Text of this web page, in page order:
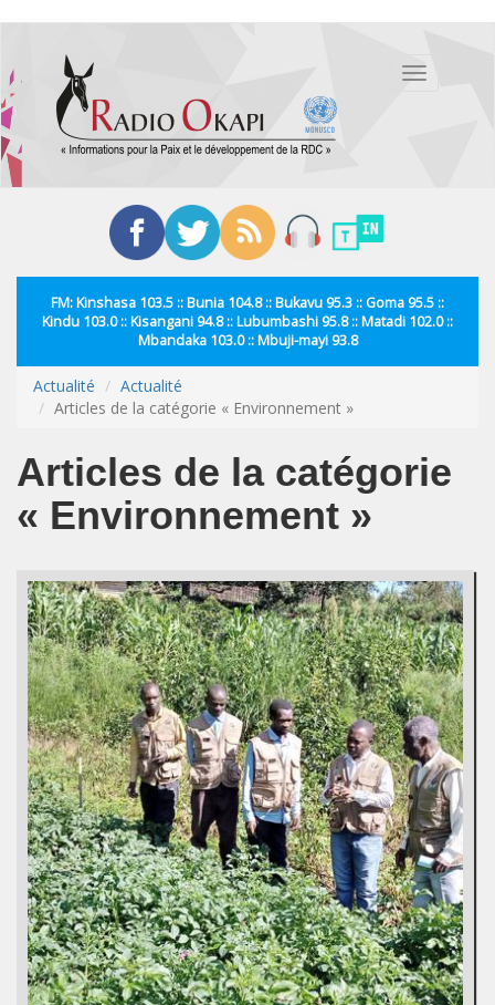
contenu
principal
Toggle
FM: Kinshasa 103.5 :: Bunia 104.8 :: Bukavu 95.3 :: Goma 95.5 ::
Kindu 103.0 :: Kisangani 94.8 :: Lubumbashi 95.8 :: Matadi 102.0 ::
Mbandaka 103.0 :: Mbuji-mayi 93.8
Actualité
Actualité
Articles de la catégorie « Environnement »
Articles de la catégorie
« Environnement »